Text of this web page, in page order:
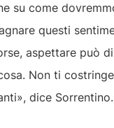
su come
questi
aspettare può
Non ti
dice Sorrentino.